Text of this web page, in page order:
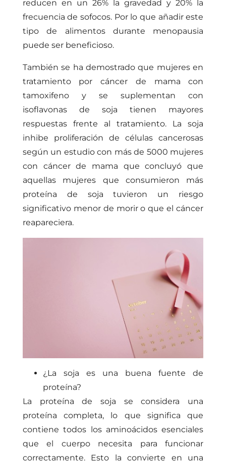
reducen en un 26% la gravedad y 20% la
frecuencia de sofocos. Por lo que añadir este
tipo de alimentos durante menopausia
puede ser beneficioso.
También se ha demostrado que mujeres en
tratamiento por cáncer de mama con
tamoxifeno y se suplementan con
isoflavonas de soja tienen mayores
respuestas frente al tratamiento. La soja
inhibe proliferación de células cancerosas
según un estudio con más de 5000 mujeres
con cáncer de mama que concluyó que
aquellas mujeres que consumieron más
proteína de soja tuvieron un riesgo
significativo menor de morir o que el cáncer
reapareciera.
¿La soja es una buena fuente de
proteína?
La proteína de soja se considera una
proteína completa, lo que significa que
contiene todos los aminoácidos esenciales
que el cuerpo necesita para funcionar
correctamente. Esto la convierte en una